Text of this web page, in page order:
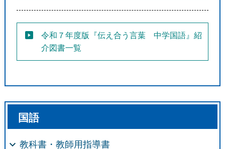
令和７年度版『伝え合う言葉 中学国語』紹
介図書一覧
国語
教科書・教師用指導書